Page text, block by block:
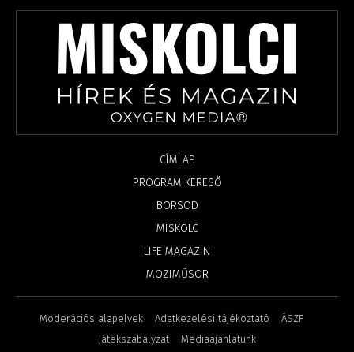
CÍMLAP
PROGRAM KERESŐ
BORSOD
MISKOLC
LIFE MAGAZIN
MOZIMŰSOR
Moderációs alapelvek Adatkezelési tájékoztató
ÁSZF
Játékszabályzat
Médiaajánlatunk